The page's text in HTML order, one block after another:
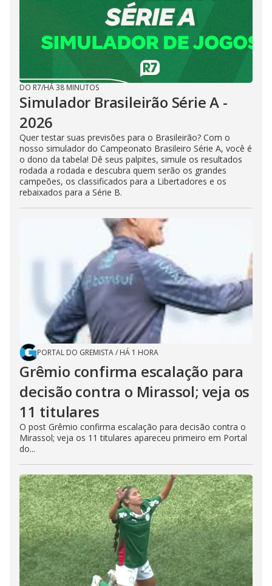
DO R7/HÁ 38 MINUTOS
Simulador Brasileirão Série A -
2026
Quer testar suas previsões para o Brasileirão? Com o
nosso simulador do Campeonato Brasileiro Série A, você é
o dono da tabela! Dê seus palpites, simule os resultados
rodada a rodada e descubra quem serão os grandes
campeões, os classificados para a Libertadores e os
rebaixados para a Série B.
PORTAL DO GREMISTA/ HÁ 1 HORA
Grêmio confirma escalação para
decisão contra o Mirassol; veja os
11 titulares
O post Grêmio confirma escalação para decisão contra o
Mirassol; veja os 11 titulares apareceu primeiro em Portal
do...